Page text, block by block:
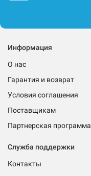
Информация
О нас
Гарантия и возврат
Условия соглашения
Поставщикам
Партнерская программа
Служба поддержки
Контакты